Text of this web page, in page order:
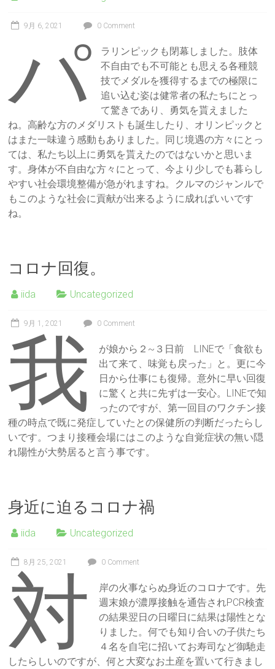
9月 6, 2021 0 Comment
パ
ラリンピックも閉幕しました。肢体
不自由でも不可能とも思える各種競
技でメダルを獲得するまでの極限に
追い込む姿は健常者の私たちにとっ
て驚きであり、勇気を貰えました
ね。高齢な方のメダリストも誕生したり、オリンピックと
はまた一味違う感動もありました。同じ境遇の方々にとっ
ては、私たち以上に勇気を貰えたのではないかと思いま
す。身体が不自由な方々にとって、今より少しでも暮らし
やすい社会環境整備が急がれますね。クルマのジャンルで
もこのような社会に貢献が出来るように成ればいいです
ね。
コロナ回復。
iida Uncategorized
9月 1, 2021 0 Comment
我
が娘から２~３日前 LINEで「食欲も
出て来て、味覚も戻った」と。更に今
日から仕事にも復帰。意外に早い回復
に驚くと共に先ずは一安心。LINEで知
ったのですが、第一回目のワクチン接
種の時点で既に発症していたとの保健所の判断だったらし
いです。つまり接種会場にはこのような自覚症状の無い隠
れ陽性が大勢居ると言う事です。
身近に迫るコロナ禍
iida Uncategorized
8月 25, 2021 0 Comment
対
岸の火事ならぬ身近のコロナです。先
週末娘が濃厚接触を通告されPCR検査
の結果翌日の日曜日に結果は陽性とな
りました。何でも知り合いの子供たち
４名を自宅に招いてお寿司など御馳走
したらしいのですが、何と大変なお土産を置いて行きまし